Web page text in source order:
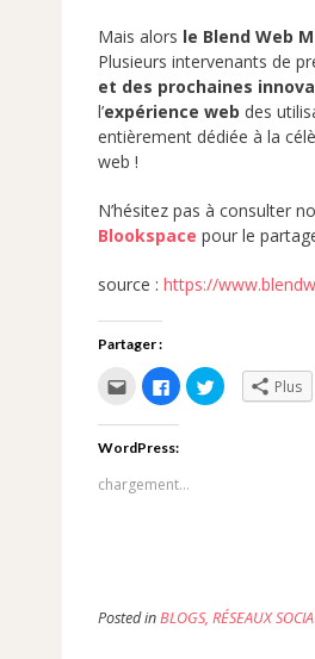
Mais alors le Blend Web
Plusieurs intervenants de
et des prochaines
l’expérience web des
entièrement dédiée à la
web !
N’hésitez pas à consulter
Blookspace pour le
source : https://
Partager :
Cliquez
pour
envoyer
par
e-
mail
un
ami(ouvre
Cliquez
pour
partager
sur
dans
nouvelle
fenêtre)
Cliquez
pour Plus
WordPress:
chargement…
Posted inBLOGS, RÉSEAUX